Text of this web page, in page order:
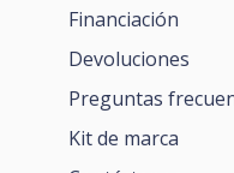
Financiación
Devoluciones
Preguntas
Kit de marca